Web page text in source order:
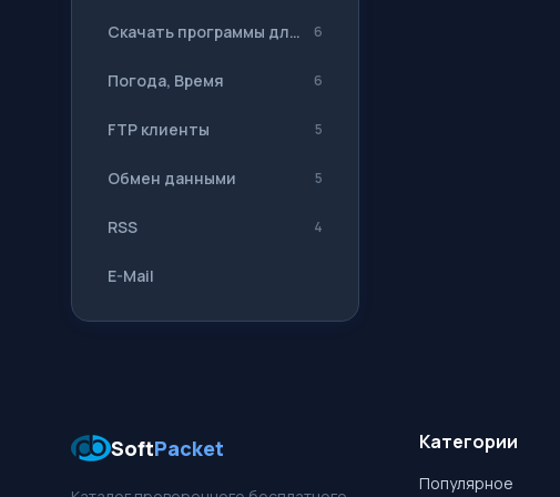
Скачать программы для ВКонтакте 6
Погода, Время 6
FTP клиенты 5
Обмен данными 5
RSS 4
E-Mail
SoftPacket Категории
Популярное